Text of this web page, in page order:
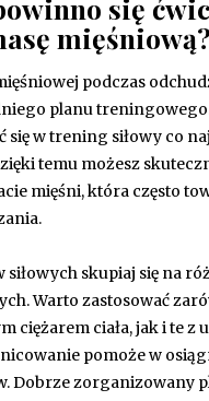
się
mięśniową?
podczas
planu
się w trening siłowy co
temu możesz
mięśni, która często
skupiaj się na
Warto zastosować
ciężarem ciała, jak i te z
pomoże w
Dobrze zorganizowany